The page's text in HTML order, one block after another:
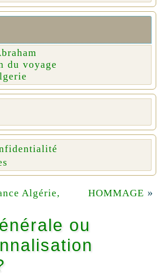
du voyage
Algérie, HOMMAGE »
ou